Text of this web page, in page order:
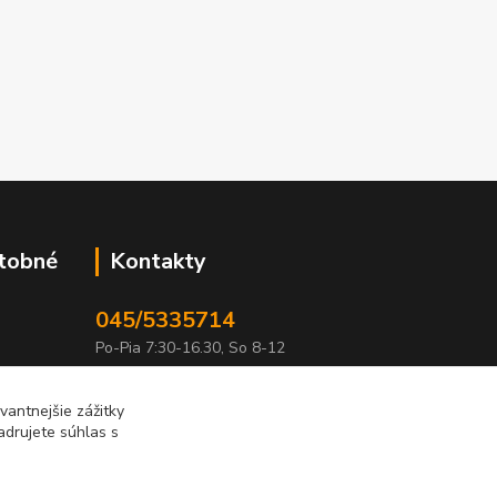
Kontakty
045/5335714
Po-Pia 7:30-16.30, So 8-12
zážitky
súhlas s